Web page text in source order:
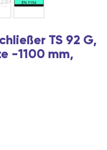
TS 92 G,
-1100 mm,